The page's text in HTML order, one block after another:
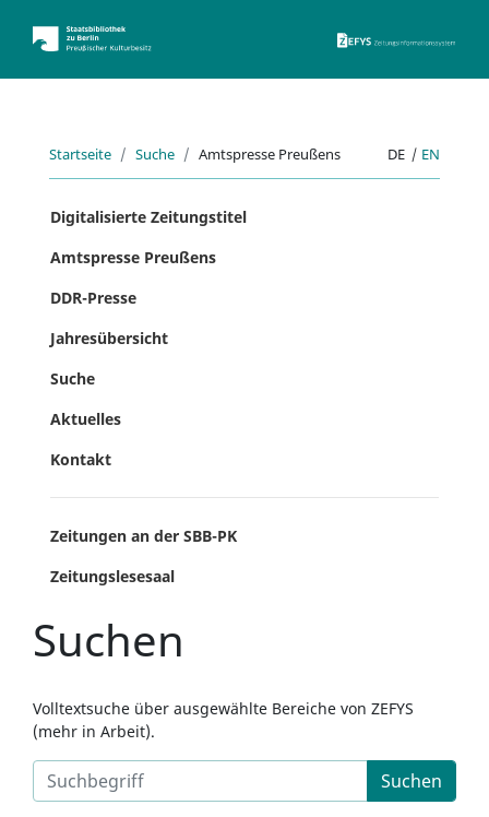
Startseite Suche Amtspresse Preußens DE | EN
Digitalisierte Zeitungstitel
Amtspresse Preußens
DDR-Presse
Jahresübersicht
Suche
Aktuelles
Kontakt
Zeitungen an der SBB-PK
Zeitungslesesaal
Suchen
Volltextsuche über ausgewählte Bereiche von ZEFYS
(mehr in Arbeit).
Suchen